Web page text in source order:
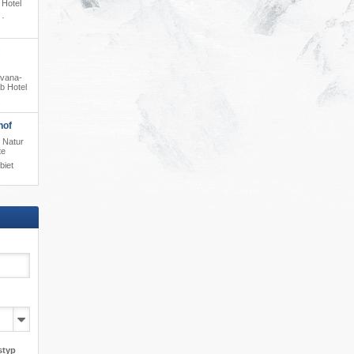
Hotel
Natur